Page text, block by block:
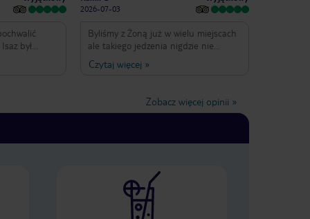
był
i
w
tak
2026-07-03
Byliśmy z Żoną już w wielu miejscach
ale takiego jedzenia nigdzie nie
doświadczyliśmy.Co dziennie inna
kuchnia, wszystko doskonale
Hotel czysty pachnący na wysokim
standardzie. Jak wrócę na Maltę to
Czytaj więcej »
Zobacz więcej opinii »